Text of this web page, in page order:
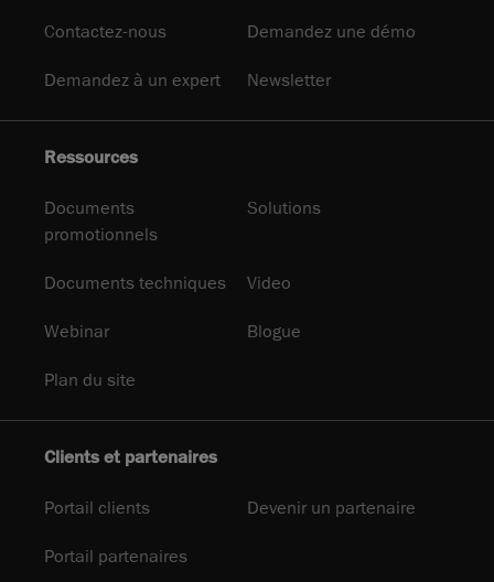
Contactez-nous Demandez une démo
Demandez à un expert Newsletter
Ressources
Documents
promotionnels
Solutions
Documents techniques Video
Webinar Blogue
Plan du site
Clients et partenaires
Portail clients Devenir un partenaire
Portail partenaires